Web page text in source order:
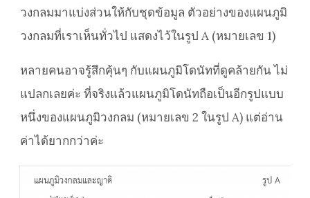
วงกลมมาแบ่งส่วนให้กับชุดข้อมูล ตัวอย่างของแผนภูมิ
วงกลมที่เราเห็นทั่วไป แสดงไว้ในรูป A (หมายเลข 1)
หลายคนอาจรู้สึกคุ้นๆ กับแผนภูมิโดนัทที่ดูคล้ายกัน ไม่
แปลกเลยค่ะ ที่จริงแล้วแผนภูมิโดนัทถือเป็นอีกรูปแบบ
หนึ่งของแผนภูมิวงกลม (หมายเลข 2 ในรูป A) แต่อ่าน
ค่าได้ยากกว่าค่ะ